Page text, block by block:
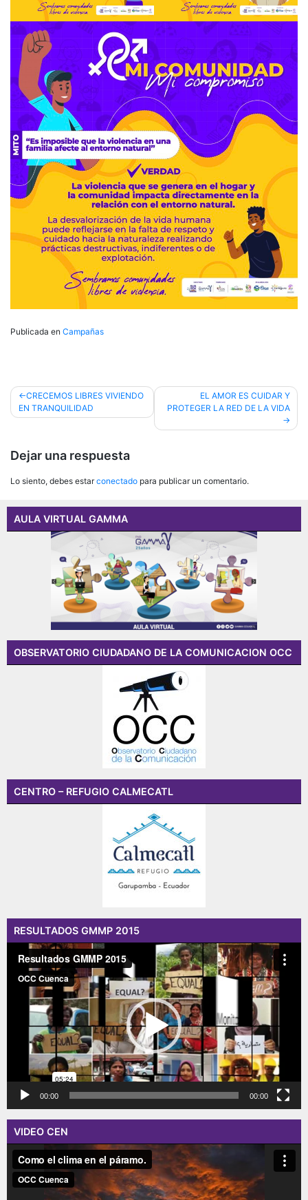
Publicada en Campañas
Navegación
de
CRECEMOS LIBRES VIVIENDO
EN TRANQUILIDAD
EL AMOR ES CUIDAR Y
PROTEGER LA RED DE LA VIDA
Dejar una respuesta
Lo siento, debes estarconectado para publicar un comentario.
AULA VIRTUAL GAMMA
OBSERVATORIO CIUDADANO DE LA COMUNICACION OCC
CENTRO – REFUGIO CALMECATL
RESULTADOS GMMP 2015
Reproductor
00:00 00:00
VIDEO CEN
Reproductor
vídeo